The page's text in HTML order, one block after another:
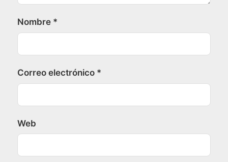
Nombre *
Correo electrónico *
Web